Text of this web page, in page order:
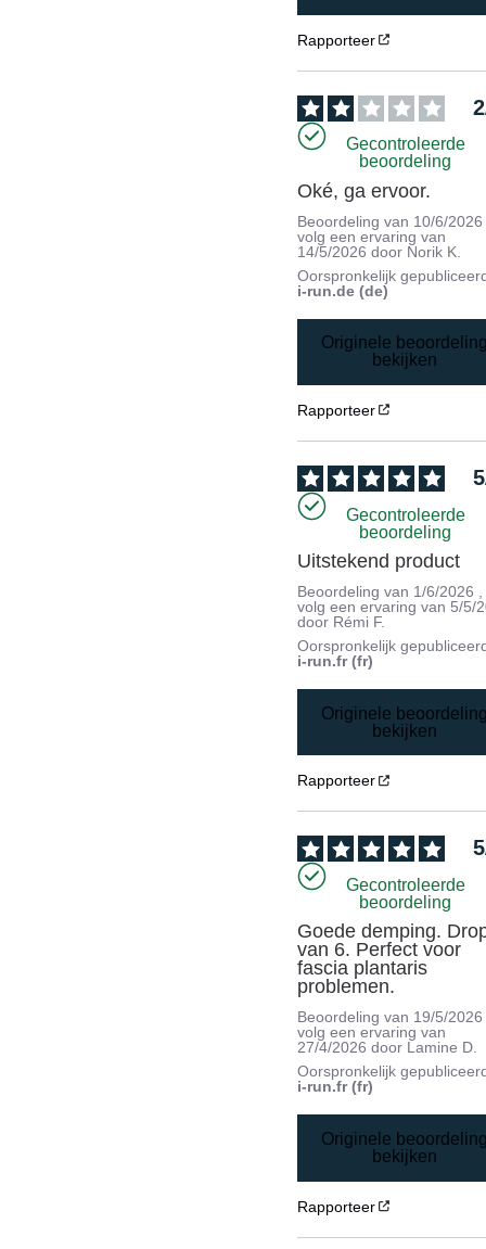
Rapporteer
2
Gecontroleerde
beoordeling
Oké, ga ervoor.
Beoordeling van 10/6/2026
volg een ervaring van
14/5/2026 door Norik K.
Oorspronkelijk
i-run.de (de)
Originele
bekijken
Rapporteer
5
Gecontroleerde
beoordeling
Uitstekend product
Beoordeling van 1/6/2026
volg een ervaring van 5/5/
door Rémi F.
Oorspronkelijk
i-run.fr (fr)
Originele
bekijken
Rapporteer
5
Gecontroleerde
beoordeling
Goede demping.
van 6. Perfect voor
fascia plantaris
problemen.
Beoordeling van 19/5/2026
volg een ervaring van
27/4/2026 door Lamine D.
Oorspronkelijk
i-run.fr (fr)
Originele
bekijken
Rapporteer